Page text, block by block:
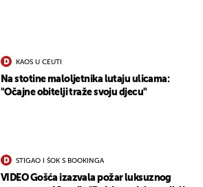
KAOS U CEUTI
Na stotine maloljetnika lutaju ulicama:
"Očajne obitelji traže svoju djecu"
STIGAO I ŠOK S BOOKINGA
VIDEO Gošća izazvala požar luksuznog